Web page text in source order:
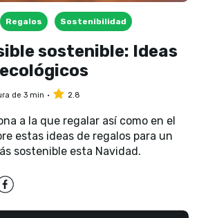
Regalos Sostenibilidad
sostenible: Ideas
de 3 min 2.8
a la que regalar así como en el
estas ideas de regalos para un
sostenible esta Navidad.